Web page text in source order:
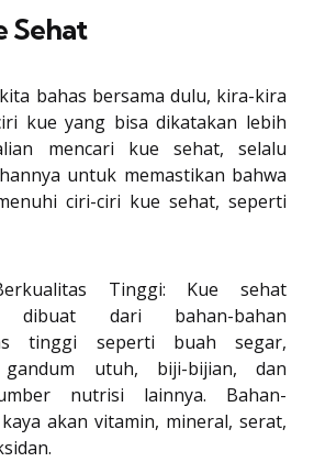
Sehat
bahas bersama dulu, kira-kira
kue yang bisa dikatakan lebih
mencari kue sehat, selalu
untuk memastikan bahwa
ciri-ciri kue sehat, seperti
Tinggi: Kue sehat
dibuat dari bahan-bahan
tinggi seperti buah segar,
gandum utuh, biji-bijian, dan
nutrisi lainnya. Bahan-
akan vitamin, mineral, serat,